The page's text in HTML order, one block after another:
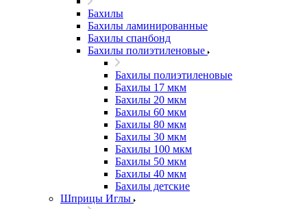
Бахилы
Бахилы ламинированные
Бахилы спанбонд
Бахилы полиэтиленовые
Бахилы полиэтиленовые
Бахилы 17 мкм
Бахилы 20 мкм
Бахилы 60 мкм
Бахилы 80 мкм
Бахилы 30 мкм
Бахилы 100 мкм
Бахилы 50 мкм
Бахилы 40 мкм
Бахилы детские
Шприцы Иглы